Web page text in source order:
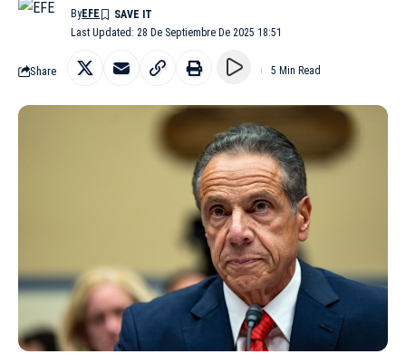
Last Updated: 28 De Septiembre De 2025 18:51
ByEFE
Share 5 Min Read